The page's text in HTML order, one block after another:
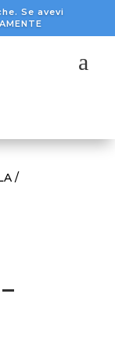
Se avevi
a
/